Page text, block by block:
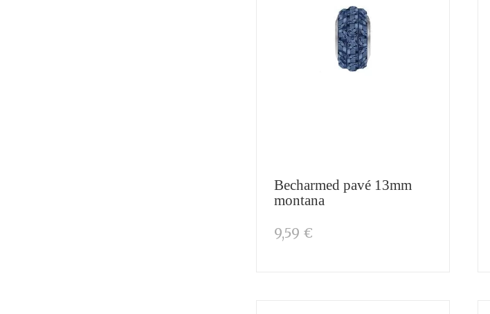
Becharmed pavé 13mm
montana
9,59 €